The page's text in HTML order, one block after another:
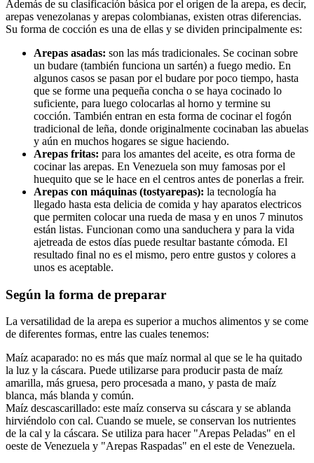
Además de su clasificación básica por el origen de la arepa, es decir,
arepas venezolanas y arepas colombianas, existen otras diferencias.
Su forma de cocción es una de ellas y se dividen principalmente es:
Arepas asadas: son las más tradicionales. Se cocinan sobre
un budare (también funciona un sartén) a fuego medio. En
algunos casos se pasan por el budare por poco tiempo, hasta
que se forme una pequeña concha o se haya cocinado lo
suficiente, para luego colocarlas al horno y termine su
cocción. También entran en esta forma de cocinar el fogón
tradicional de leña, donde originalmente cocinaban las abuelas
y aún en muchos hogares se sigue haciendo.
Arepas fritas: para los amantes del aceite, es otra forma de
cocinar las arepas. En Venezuela son muy famosas por el
huequito que se le hace en el centros antes de ponerlas a freir.
Arepas con máquinas (tostyarepas): la tecnología ha
llegado hasta esta delicia de comida y hay aparatos electricos
que permiten colocar una rueda de masa y en unos 7 minutos
están listas. Funcionan como una sanduchera y para la vida
ajetreada de estos días puede resultar bastante cómoda. El
resultado final no es el mismo, pero entre gustos y colores a
unos es aceptable.
Según la forma de preparar
La versatilidad de la arepa es superior a muchos alimentos y se come
de diferentes formas, entre las cuales tenemos:
Maíz acaparado: no es más que maíz normal al que se le ha quitado
la luz y la cáscara. Puede utilizarse para producir pasta de maíz
amarilla, más gruesa, pero procesada a mano, y pasta de maíz
blanca, más blanda y común.
Maíz descascarillado: este maíz conserva su cáscara y se ablanda
hirviéndolo con cal. Cuando se muele, se conservan los nutrientes
de la cal y la cáscara. Se utiliza para hacer "Arepas Peladas" en el
oeste de Venezuela y "Arepas Raspadas" en el este de Venezuela.